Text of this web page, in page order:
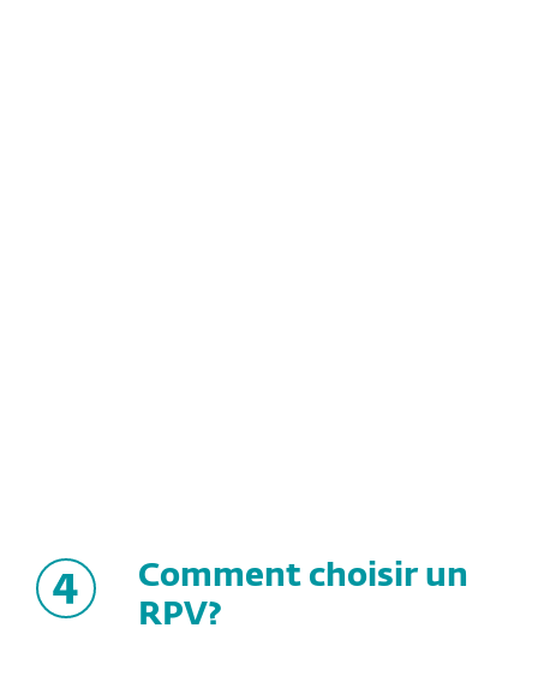
Comment choisir un
RPV?